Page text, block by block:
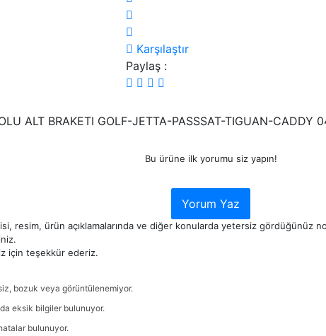
Karşılaştır
Paylaş :
ALT BRAKETI GOLF-JETTA-PASSSAT-TIGUAN-CADDY
Bu ürüne ilk yorumu siz yapın!
Yorum Yaz
resim, ürün açıklamalarında ve diğer konularda yetersiz gördüğünüz
için teşekkür ederiz.
bozuk veya görüntülenemiyor.
eksik bilgiler bulunuyor.
bulunuyor.